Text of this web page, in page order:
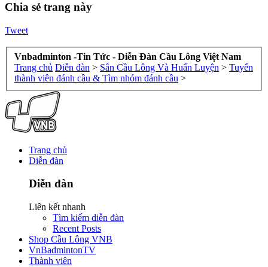
Chia sẻ trang này
Tweet
Vnbadminton -Tin Tức - Diễn Đàn Cầu Lông Việt Nam
Trang chủ Diễn đàn > Sân Cầu Lông Và Huấn Luyện > Tuyển
thành viên đánh cầu & Tìm nhóm đánh cầu >
Trang chủ
Diễn đàn
Diễn đàn
Liên kết nhanh
Tìm kiếm diễn đàn
Recent Posts
Shop Cầu Lông VNB
VnBadmintonTV
Thành viên